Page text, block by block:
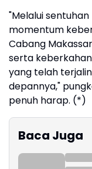
"Melalui
momentum
Cabang
serta
yang telah
depannya,"
penuh harap. (*)
Baca Juga